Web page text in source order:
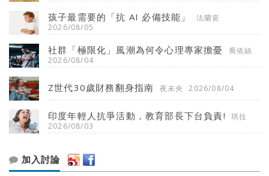
孩子最需要的「抗 AI 必備技能」
法蘭瓷
2026/08/05
社群「極限化」風潮為何令心理專家擔憂
喬依絲
2026/08/04
Z世代30歲財務翻身指南 夜未央 2026/08/04
印度年輕人抗爭活動，教育部長下台負責!
琪拉
2026/08/03
加入討論